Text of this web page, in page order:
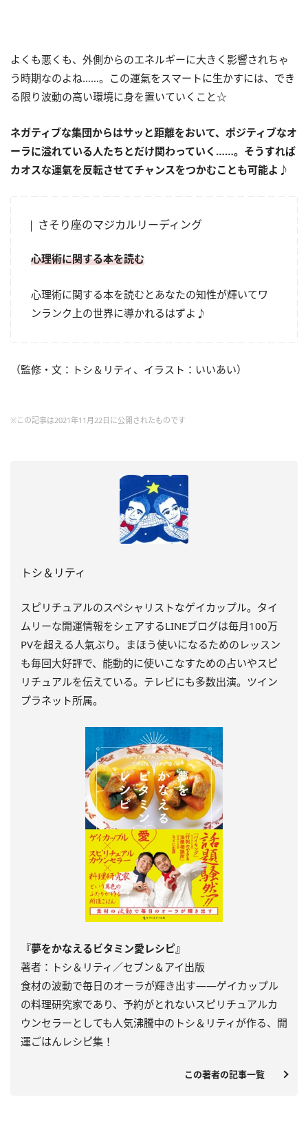
よくも悪くも、外側からのエネルギーに大きく影響されちゃ
う時期なのよね……。この運氣をスマートに生かすには、でき
る限り波動の高い環境に身を置いていくこと☆
ネガティブな集団からはサッと距離をおいて、ポジティブなオ
ーラに溢れている人たちとだけ関わっていく……。そうすれば
カオスな運氣を反転させてチャンスをつかむことも可能よ♪
さそり座のマジカルリーディング
心理術に関する本を読む
心理術に関する本を読むとあなたの知性が輝いてワ
ンランク上の世界に導かれるはずよ♪
（監修・文：トシ＆リティ、イラスト：いいあい）
※この記事は2021年11月22日に公開されたものです
トシ＆リティ
スピリチュアルのスペシャリストなゲイカップル。タイ
ムリーな開運情報をシェアするLINEブログは毎月100万
PVを超える人氣ぶり。まほう使いになるためのレッスン
も毎回大好評で、能動的に使いこなすための占いやスピ
リチュアルを伝えている。テレビにも多数出演。ツイン
プラネット所属。
『夢をかなえるビタミン愛レシピ』
著者：トシ＆リティ／セブン＆アイ出版
食材の波動で毎日のオーラが輝き出す――ゲイカップル
の料理研究家であり、予約がとれないスピリチュアルカ
ウンセラーとしても人気沸騰中のトシ＆リティが作る、開
運ごはんレシピ集！
この著者の記事一覧